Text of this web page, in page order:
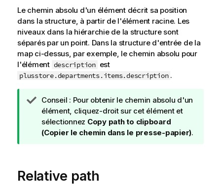
Le chemin absolu d'un élément décrit sa position
dans la structure, à partir de l'élément racine. Les
niveaux dans la hiérarchie de la structure sont
séparés par un point. Dans la structure d'entrée de la
map ci-dessus, par exemple, le chemin absolu pour
l'élément description est
plusstore.departments.items.description .
N
o
t
e
o
Conseil : Pour obtenir le chemin absolu d'un
élément, cliquez-droit sur cet élément et
sélectionnez Copy path to clipboard
(Copier le chemin dans le presse-papier).
Relative path